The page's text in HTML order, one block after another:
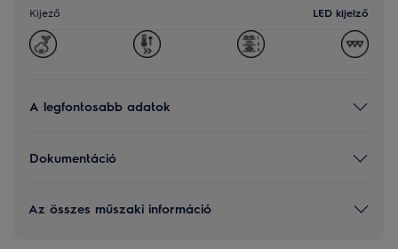
Kijező LED kijelző
A legfontosabb adatok
Dokumentáció
Az összes műszaki információ